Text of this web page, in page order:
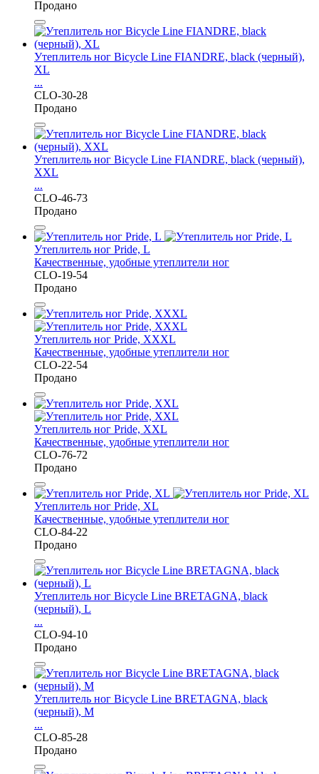
Продано
Утеплитель ног Bicycle Line FIANDRE, black (черный),
XL
...
CLO-30-28
Продано
Утеплитель ног Bicycle Line FIANDRE, black (черный),
XXL
...
CLO-46-73
Продано
Утеплитель ног Pride, L
Качественные, удобные утеплители ног
CLO-19-54
Продано
Утеплитель ног Pride, XXXL
Качественные, удобные утеплители ног
CLO-22-54
Продано
Утеплитель ног Pride, XXL
Качественные, удобные утеплители ног
CLO-76-72
Продано
Утеплитель ног Pride, XL
Качественные, удобные утеплители ног
CLO-84-22
Продано
Утеплитель ног Bicycle Line BRETAGNA, black
(черный), L
...
CLO-94-10
Продано
Утеплитель ног Bicycle Line BRETAGNA, black
(черный), M
...
CLO-85-28
Продано